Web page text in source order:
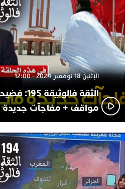
الإثنين 18 نوفمبر 2024 - 12:00
الثقة
مواقف + مفاجآت جديدة